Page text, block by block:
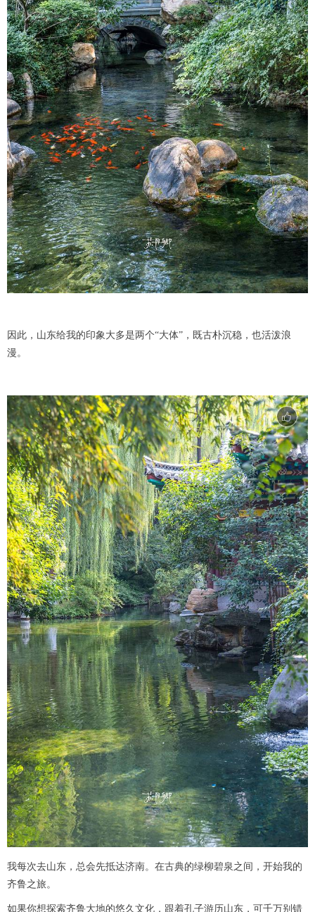
因此，山东给我的印象大多是两个“大体”，既古朴沉稳，也活泼浪
漫。
我每次去山东，总会先抵达济南。在古典的绿柳碧泉之间，开始我的
齐鲁之旅。
如果你想探索齐鲁大地的悠久文化，跟着孔子游历山东，可千万别错